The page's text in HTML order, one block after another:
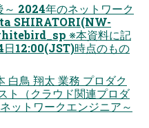
2024年のネットワーク
SHIRATORI(NW-
※本資料に記
日12:00(JST)時点のもの
白鳥 翔太 業務 プロダク
ト（クラウド関連プロダ
ットワークエンジニア～